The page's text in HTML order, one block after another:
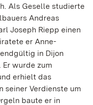
Als Geselle studierte
Andreas
Joseph Riepp einen
er Anne-
in Dijon
wurde zum
erhielt das
seiner Verdienste um
baute er in